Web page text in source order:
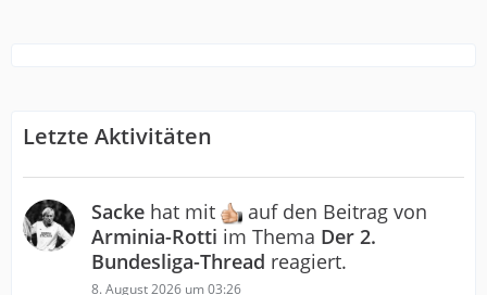
Letzte Aktivitäten
Sacke hat mit
auf den Beitrag von
Arminia-Rotti im Thema Der 2.
Bundesliga-Thread reagiert.
8. August 2026 um 03:26